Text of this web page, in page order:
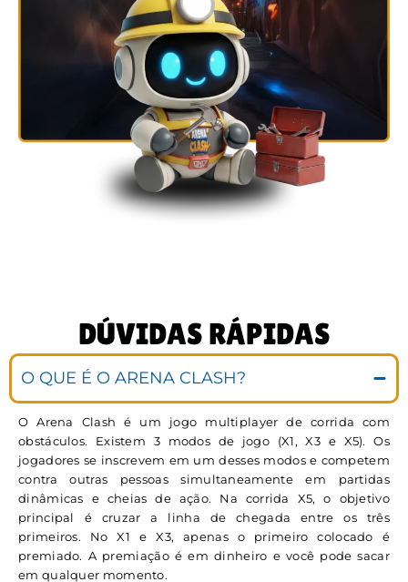
DÚVIDAS RÁPIDAS
O QUE É O ARENA CLASH?
O Arena Clash é um jogo multiplayer de corrida com
obstáculos. Existem 3 modos de jogo (X1, X3 e X5). Os
jogadores se inscrevem em um desses modos e competem
contra outras pessoas simultaneamente em partidas
dinâmicas e cheias de ação. Na corrida X5, o objetivo
principal é cruzar a linha de chegada entre os três
primeiros. No X1 e X3, apenas o primeiro colocado é
premiado. A premiação é em dinheiro e você pode sacar
em qualquer momento.